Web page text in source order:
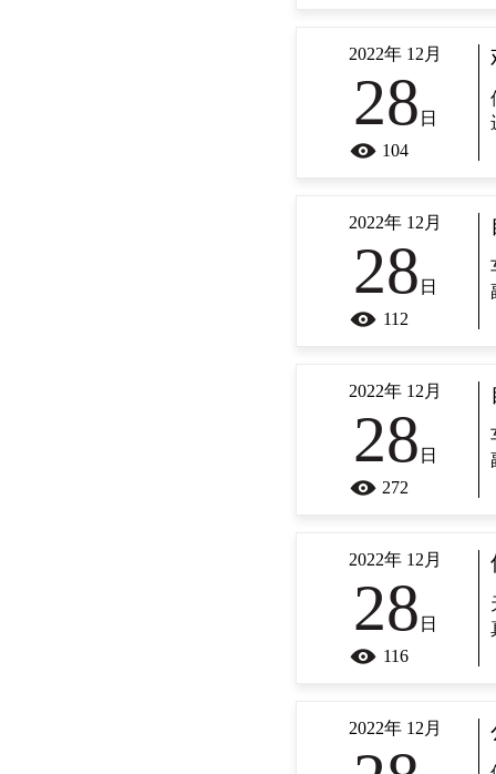
2022年 12月
28 日
104
2022年 12月
28 日
112
2022年 12月
28 日
272
2022年 12月
28 日
116
2022年 12月